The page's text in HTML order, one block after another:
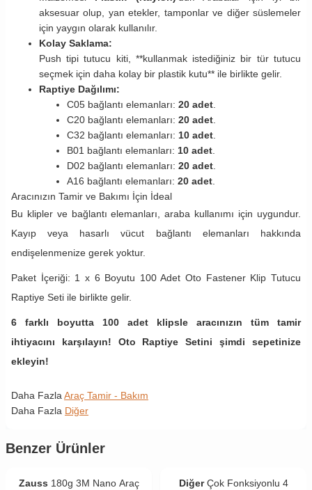
aksesuar olup, yan etekler, tamponlar ve diğer süslemeler
için yaygın olarak kullanılır.
Kolay Saklama:
Push tipi tutucu kiti, **kullanmak istediğiniz bir tür tutucu
seçmek için daha kolay bir plastik kutu** ile birlikte gelir.
Raptiye Dağılımı:
C05 bağlantı elemanları: 20 adet.
C20 bağlantı elemanları: 20 adet.
C32 bağlantı elemanları: 10 adet.
B01 bağlantı elemanları: 10 adet.
D02 bağlantı elemanları: 20 adet.
A16 bağlantı elemanları: 20 adet.
Aracınızın Tamir ve Bakımı İçin İdeal
Bu klipler ve bağlantı elemanları, araba kullanımı için uygundur.
Kayıp veya hasarlı vücut bağlantı elemanları hakkında
endişelenmenize gerek yoktur.
Paket İçeriği: 1 x 6 Boyutu 100 Adet Oto Fastener Klip Tutucu
Raptiye Seti ile birlikte gelir.
6 farklı boyutta 100 adet klipsle aracınızın tüm tamir
ihtiyacını karşılayın! Oto Raptiye Setini şimdi sepetinize
ekleyin!
Daha FazlaAraç Tamir - Bakım
Daha Fazla Diğer
Benzer Ürünler
Zauss 180g 3M Nano Araç
Diğer Çok Fonksiyonlu 4